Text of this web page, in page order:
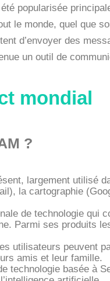
popularisée
le monde, quel que
d’envoyer des
un outil de
mondial
?
largement utilisé
la cartographie
de technologie qui
Parmi ses produits
utilisateurs peuvent
amis et leur famille.
technologie basée à